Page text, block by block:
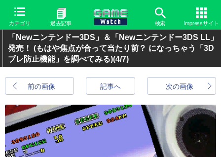
カテゴリ 過去記事 検索 Impressサイト
「Newニンテンドー3DS」＆「Newニンテンドー3DS LL」
発売！ (もはや焦点が合って当たり前？ になっちゃう「3D
ブレ防止機能」を調べてみる)(4/7)
前の画像 次の画像
記事へ